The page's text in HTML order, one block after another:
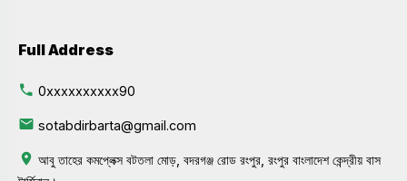
Full Address
0xxxxxxxxxx90
sotabdirbarta@gmail.com
আবু তাহের কমপ্লেক্স বটতলা মোড়, বদরগঞ্জ রোড রংপুর, রংপুর বাংলাদেশ কেন্দ্রীয় বাস